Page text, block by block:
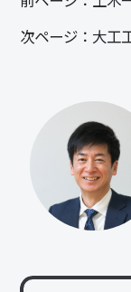
次ページ： 大工